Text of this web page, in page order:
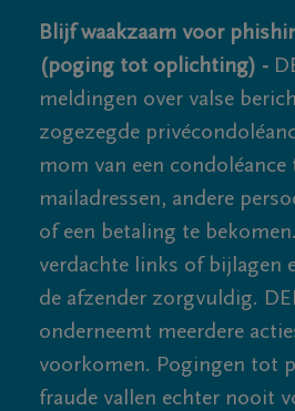
Blijf waakzaam voor
(poging tot oplichting) -
meldingen over valse
zogezegde
mom van een
mailadressen, andere
of een betaling te
verdachte links of bijlagen
de afzender zorgvuldig.
onderneemt meerdere
voorkomen. Pogingen tot
fraude vallen echter nooit